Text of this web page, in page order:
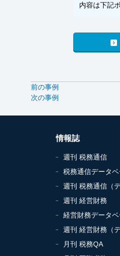
内容は下記
前の事例
次の事例
情報誌
週刊 税務通信
税務通信データベ
週刊 税務通信（
週刊 経営財務
経営財務データベ
週刊 経営財務（
月刊 税務QA